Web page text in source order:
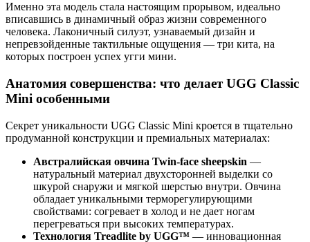
Именно эта модель стала настоящим прорывом, идеально
вписавшись в динамичный образ жизни современного
человека. Лаконичный силуэт, узнаваемый дизайн и
непревзойденные тактильные ощущения — три кита, на
которых построен успех угги мини.
Анатомия совершенства: что делает UGG Classic
Mini особенными
Секрет уникальности UGG Classic Mini кроется в тщательно
продуманной конструкции и премиальных материалах:
Австралийская овчина Twin-face sheepskin —
натуральный материал двухсторонней выделки со
шкурой снаружи и мягкой шерстью внутри. Овчина
обладает уникальными терморегулирующими
свойствами: согревает в холод и не дает ногам
перегреваться при высоких температурах.
Технология Treadlite by UGG™ — инновационная